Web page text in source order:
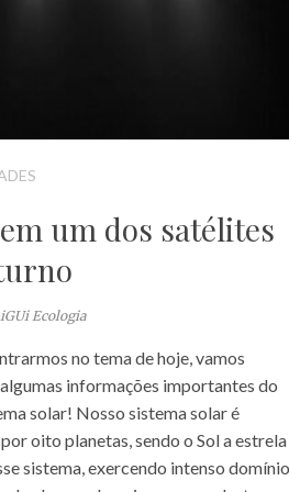
um dos satélites
iGUi Ecologia
no tema de hoje, vamos
informações importantes do
solar! Nosso sistema solar é
oito planetas, sendo o Sol a estrela
sistema, exercendo intenso domínio